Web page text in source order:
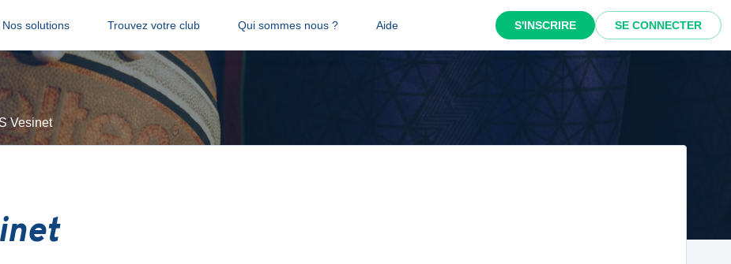
Nos solutions Trouvez votre club Qui sommes nous ? Aide S'INSCRIRE SE CONNECTER
Vesinet